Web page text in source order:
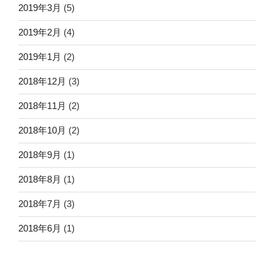
2019年3月 (5)
2019年2月 (4)
2019年1月 (2)
2018年12月 (3)
2018年11月 (2)
2018年10月 (2)
2018年9月 (1)
2018年8月 (1)
2018年7月 (3)
2018年6月 (1)